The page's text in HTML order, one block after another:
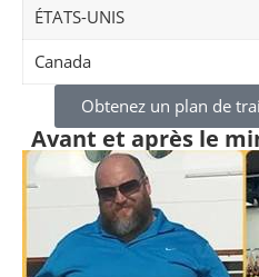
ÉTATS-UNIS
Canada
Obtenez un plan de
Avant et après le